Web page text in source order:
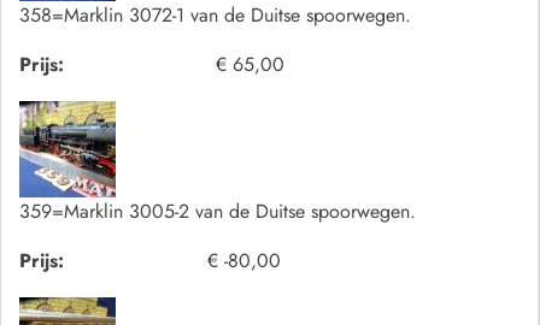
358=Marklin 3072-1 van de Duitse spoorwegen.
Prijs:
€ 65,00
359=Marklin 3005-2 van de Duitse spoorwegen.
Prijs:
€ -80,00